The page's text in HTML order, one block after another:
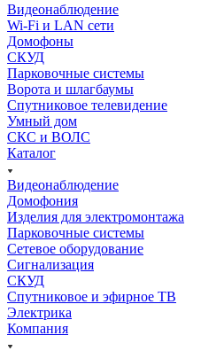
Видеонаблюдение
Wi-Fi и LAN сети
Домофоны
СКУД
Парковочные системы
Ворота и шлагбаумы
Спутниковое телевидение
Умный дом
СКС и ВОЛС
Каталог
Видеонаблюдение
Домофония
Изделия для электромонтажа
Парковочные системы
Сетевое оборудование
Сигнализация
СКУД
Спутниковое и эфирное ТВ
Электрика
Компания